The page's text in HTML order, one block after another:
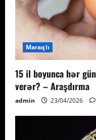
Maraqlı
15 il boyunca hər
verər? – Araşdırma
admin 23/04/2026